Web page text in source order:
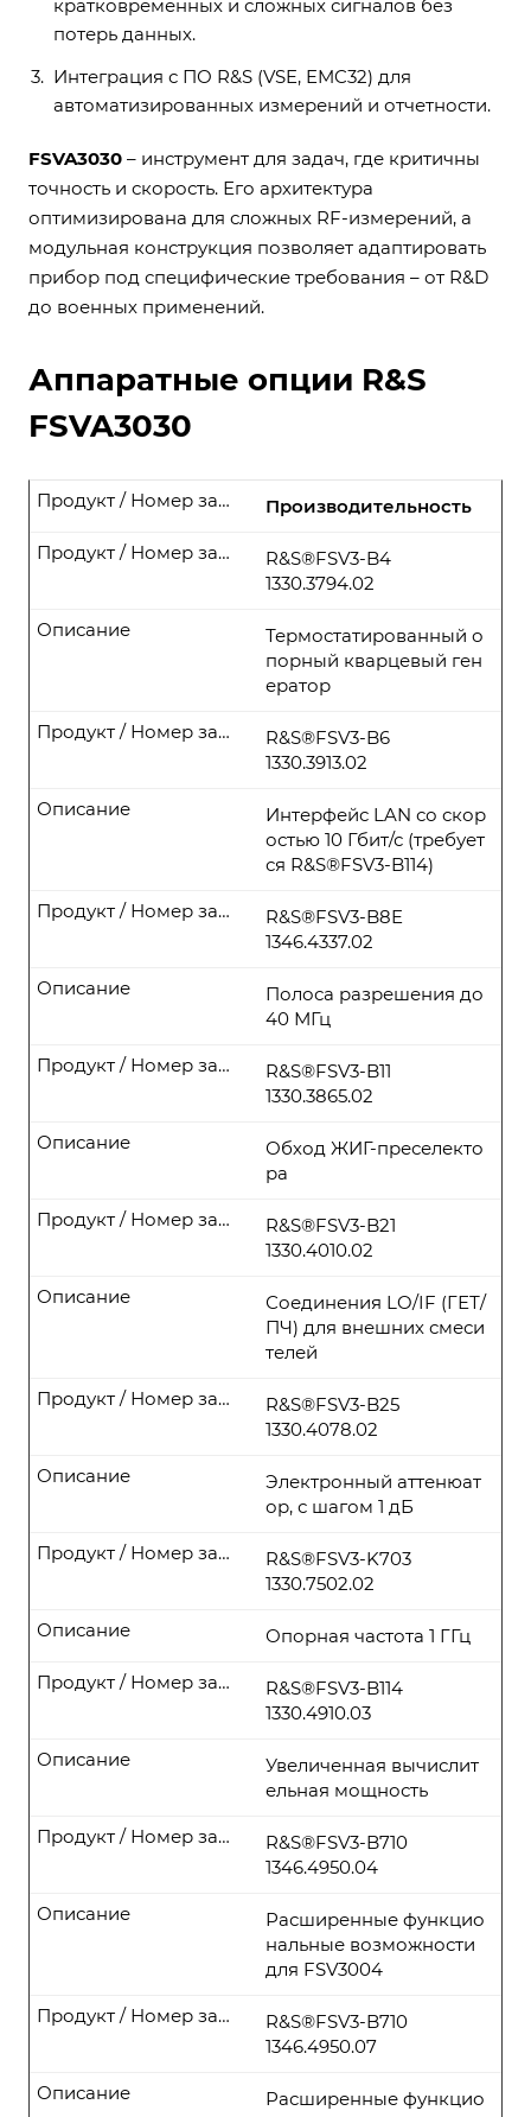
кратковременных и сложных сигналов без
потерь данных.
Интеграция с ПО R&S (VSE, EMC32) для
автоматизированных измерений и отчетности.
FSVA3030 – инструмент для задач, где критичны
точность и скорость. Его архитектура
оптимизирована для сложных RF-измерений, а
модульная конструкция позволяет адаптировать
прибор под специфические требования – от R&D
до военных применений.
Аппаратные опции R&S
FSVA3030
Производительность
Продукт / Номер заказа
R&S®FSV3-B4
1330.3794.02
Продукт / Номер заказа
Термостатированный о
порный кварцевый ген
ератор
Описание
R&S®FSV3-B6
1330.3913.02
Продукт / Номер заказа
Интерфейс LAN со скор
остью 10 Гбит/с (требует
ся R&S®FSV3-B114)
Описание
R&S®FSV3-B8E
1346.4337.02
Продукт / Номер заказа
Полоса разрешения до
40 МГц
Описание
R&S®FSV3-B11
1330.3865.02
Продукт / Номер заказа
Обход ЖИГ-преселекто
ра
Описание
R&S®FSV3-B21
1330.4010.02
Продукт / Номер заказа
Соединения LO/IF (ГЕТ/
ПЧ) для внешних смеси
телей
Описание
R&S®FSV3-B25
1330.4078.02
Продукт / Номер заказа
Электронный аттенюат
ор, с шагом 1 дБ
Описание
R&S®FSV3-K703
1330.7502.02
Продукт / Номер заказа
Опорная частота 1 ГГц
Описание
R&S®FSV3-B114
1330.4910.03
Продукт / Номер заказа
Увеличенная вычислит
ельная мощность
Описание
R&S®FSV3-B710
1346.4950.04
Продукт / Номер заказа
Расширенные функцио
нальные возможности
для FSV3004
Описание
R&S®FSV3-B710
1346.4950.07
Продукт / Номер заказа
Расширенные функцио
Описание